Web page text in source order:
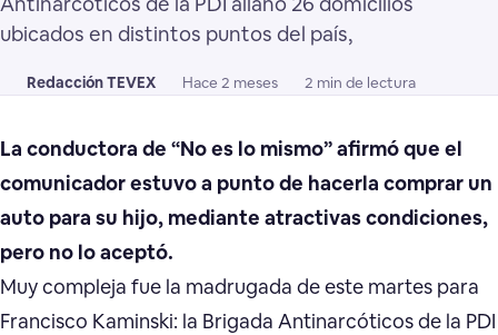
ubicados en distintos puntos del país,
Redacción TEVEX Hace 2 meses 2 min de lectura
La conductora de “No es lo mismo” afirmó que el
comunicador estuvo a punto de hacerla comprar un
auto para su hijo, mediante atractivas condiciones,
pero no lo aceptó.
Muy compleja fue la madrugada de este martes para
Francisco Kaminski: la Brigada Antinarcóticos de la PDI